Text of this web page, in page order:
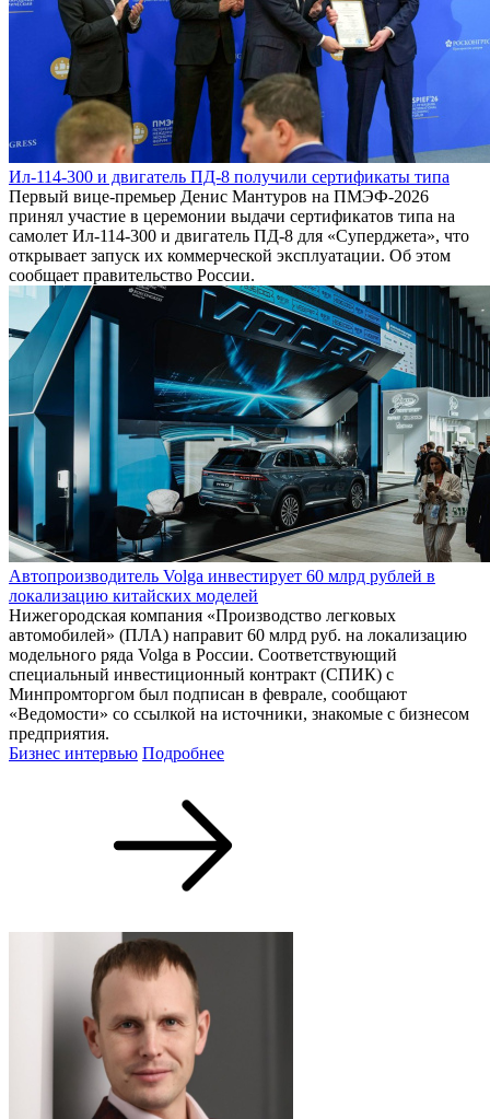
Ил-114-300 и двигатель ПД-8 получили сертификаты типа
Первый вице-премьер Денис Мантуров на ПМЭФ-2026
принял участие в церемонии выдачи сертификатов типа на
самолет Ил-114-300 и двигатель ПД-8 для «Суперджета», что
открывает запуск их коммерческой эксплуатации. Об этом
сообщает правительство России.
Автопроизводитель Volga инвестирует 60 млрд рублей в
локализацию китайских моделей
Нижегородская компания «Производство легковых
автомобилей» (ПЛА) направит 60 млрд руб. на локализацию
модельного ряда Volga в России. Соответствующий
специальный инвестиционный контракт (СПИК) с
Минпромторгом был подписан в феврале, сообщают
«Ведомости» со ссылкой на источники, знакомые с бизнесом
предприятия.
Бизнес интервью Подробнее